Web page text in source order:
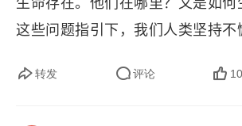
3.3 建造轨道空间站
3.4 我国深空探测的简要轮廓
这些问题指引下，我们人类坚持不
这种可能性一直存在着。但是，如
转发 评论 10